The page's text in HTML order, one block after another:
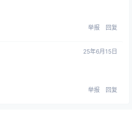
举报 回复
25年6月15日
举报 回复